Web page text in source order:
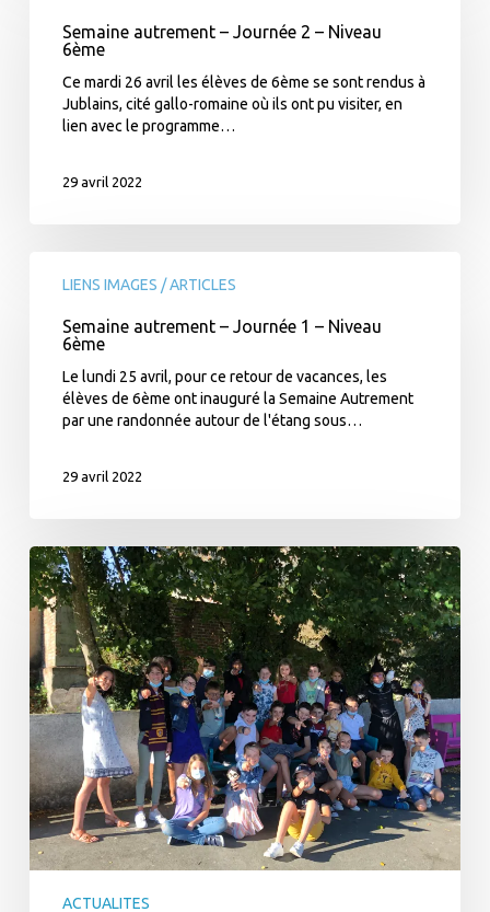
Journée
Niveau
6ème
Semaine autrement – Journée 2 – Niveau
6ème
Ce mardi 26 avril les élèves de 6ème se sont rendus à
Jublains, cité gallo-romaine où ils ont pu visiter, en
lien avec le programme…
29 avril 2022
autrement
Journée
Niveau
6ème
LIENS IMAGES / ARTICLES
Semaine autrement – Journée 1 – Niveau
6ème
Le lundi 25 avril, pour ce retour de vacances, les
élèves de 6ème ont inauguré la Semaine Autrement
par une randonnée autour de l'étang sous…
29 avril 2022
Une
rentrée
magique
ACTUALITES